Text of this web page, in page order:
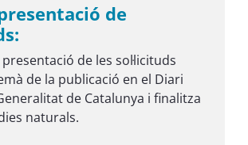
de
de les sol·licituds
de la publicació en el Diari
de Catalunya i finalitza
naturals.